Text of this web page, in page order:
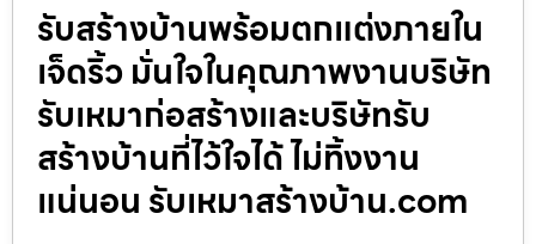
รับสร้างบ้านพร้อมตกแต่งภายใน
เจ็ดริ้ว มั่นใจในคุณภาพงานบริษัท
รับเหมาก่อสร้างและบริษัทรับ
สร้างบ้านที่ไว้ใจได้ ไม่ทิ้งงาน
แน่นอน รับเหมาสร้างบ้าน.com